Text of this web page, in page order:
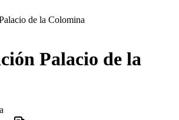
de la Colomina
Palacio de la